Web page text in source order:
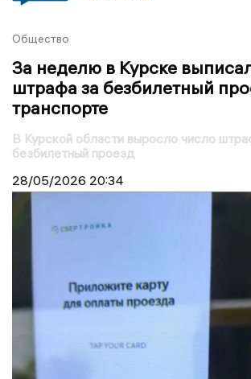
Общество
За неделю в Курске
штрафа за безбилетный
транспорте
В Курской области выросло число
безбилетный проезд
28/05/2026 20:34